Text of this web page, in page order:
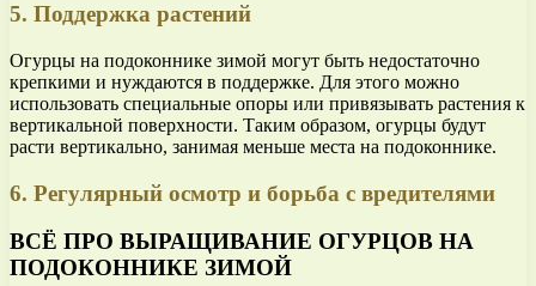
5. Поддержка растений
Огурцы на подоконнике зимой могут быть недостаточно
крепкими и нуждаются в поддержке. Для этого можно
использовать специальные опоры или привязывать растения к
вертикальной поверхности. Таким образом, огурцы будут
расти вертикально, занимая меньше места на подоконнике.
6. Регулярный осмотр и борьба с вредителями
ВСЁ ПРО ВЫРАЩИВАНИЕ ОГУРЦОВ НА
ПОДОКОННИКЕ ЗИМОЙ